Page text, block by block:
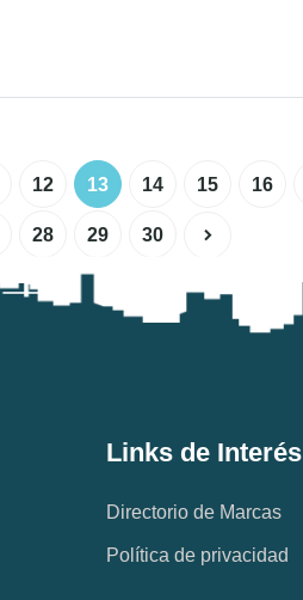
12 13 14 15 16
28 29 30
Links de Interés
Directorio de Marcas
Política de privacidad